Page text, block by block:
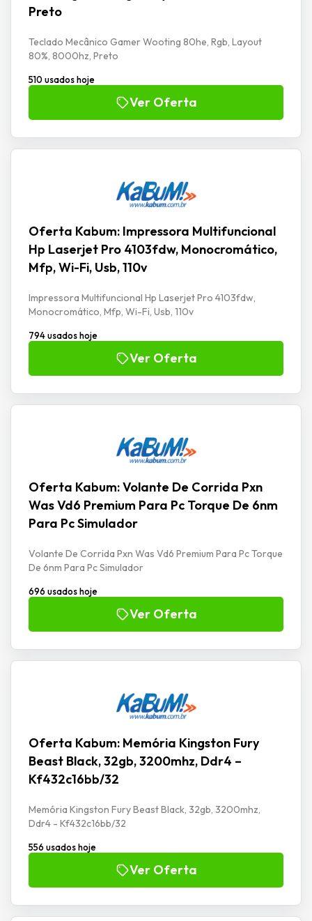
Preto
Teclado Mecânico Gamer Wooting 80he, Rgb, Layout
80%, 8000hz, Preto
510 usados hoje
Ver Oferta
Oferta Kabum: Impressora Multifuncional
Hp Laserjet Pro 4103fdw, Monocromático,
Mfp, Wi-Fi, Usb, 110v
Impressora Multifuncional Hp Laserjet Pro 4103fdw,
Monocromático, Mfp, Wi-Fi, Usb, 110v
794 usados hoje
Ver Oferta
Oferta Kabum: Volante De Corrida Pxn
Was Vd6 Premium Para Pc Torque De 6nm
Para Pc Simulador
Volante De Corrida Pxn Was Vd6 Premium Para Pc Torque
De 6nm Para Pc Simulador
696 usados hoje
Ver Oferta
Oferta Kabum: Memória Kingston Fury
Beast Black, 32gb, 3200mhz, Ddr4 –
Kf432c16bb/32
Memória Kingston Fury Beast Black, 32gb, 3200mhz,
Ddr4 - Kf432c16bb/32
556 usados hoje
Ver Oferta